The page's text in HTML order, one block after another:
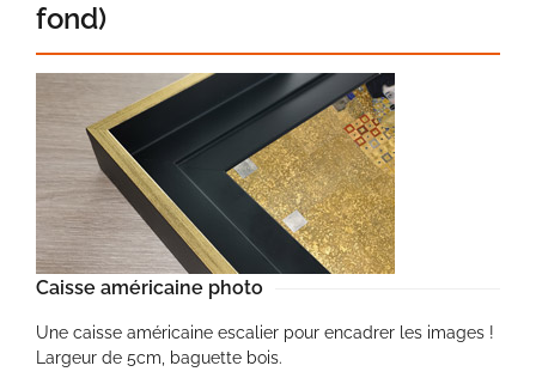
fond)
Caisse américaine photo
Une caisse américaine escalier pour encadrer les images !
Largeur de 5cm, baguette bois.